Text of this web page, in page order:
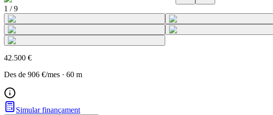
1 /9
42.500 €
Des de 906 €/mes · 60 m
Simular finançament